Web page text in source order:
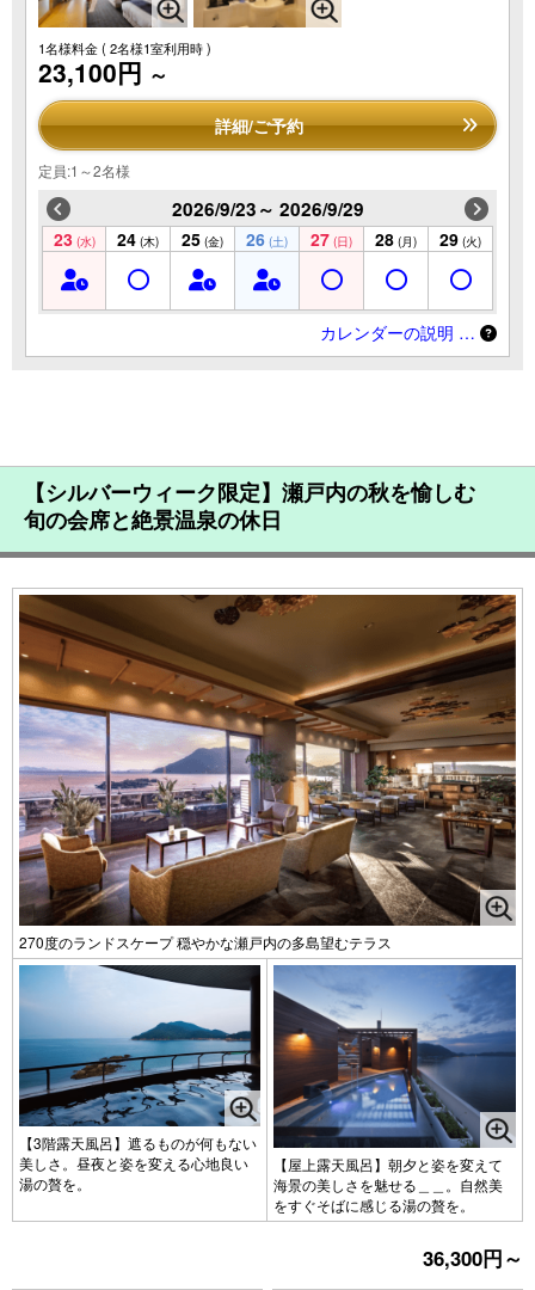
1名様料金( 2名様1室利用時 )
23,100円 ～
詳細/ご予約
定員:1～2名様
2026/9/23～ 2026/9/29
23 (水) 24 (木) 25 (金) 26 (土) 27 (日) 28 (月) 29 (火)
カレンダーの説明 …
【シルバーウィーク限定】瀬戸内の秋を愉しむ
旬の会席と絶景温泉の休日
270度のランドスケープ 穏やかな瀬戸内の多島望むテラス
【3階露天風呂】遮るものが何もない
美しさ。昼夜と姿を変える心地良い
湯の贅を。
【屋上露天風呂】朝夕と姿を変えて
海景の美しさを魅せる＿＿。自然美
をすぐそばに感じる湯の贅を。
36,300円～